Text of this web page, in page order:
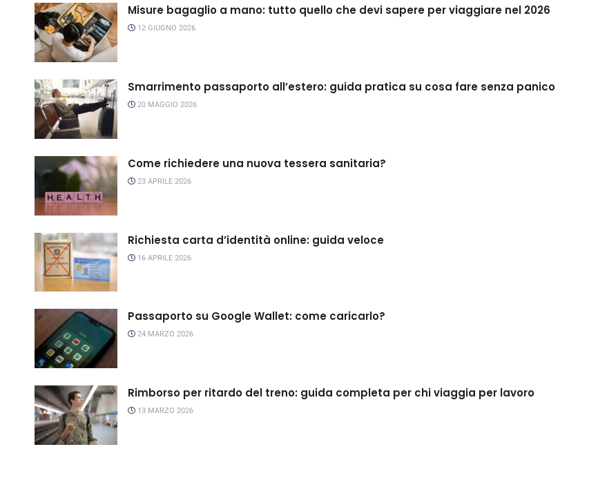
Misure bagaglio a mano: tutto quello che devi sapere per viaggiare nel 2026
12 GIUGNO 2026
Smarrimento passaporto all’estero: guida pratica su cosa fare senza panico
20 MAGGIO 2026
Come richiedere una nuova tessera sanitaria?
23 APRILE 2026
Richiesta carta d’identità online: guida veloce
16 APRILE 2026
Passaporto su Google Wallet: come caricarlo?
24 MARZO 2026
Rimborso per ritardo del treno: guida completa per chi viaggia per lavoro
13 MARZO 2026